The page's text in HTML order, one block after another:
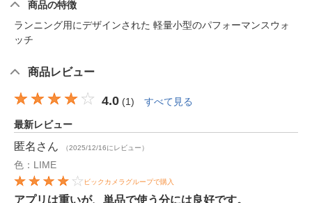
商品の特徴
ランニング用にデザインされた 軽量小型のパフォーマンスウォ
ッチ
商品レビュー
4.0 (1) すべて見る
最新レビュー
匿名 さん （2025/12/16にレビュー）
色：LIME
ビックカメラグループで購入
アプリは重いが、単品で使う分には良好です。